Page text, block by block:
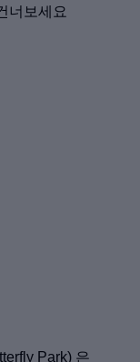
너보세요
Park) 은